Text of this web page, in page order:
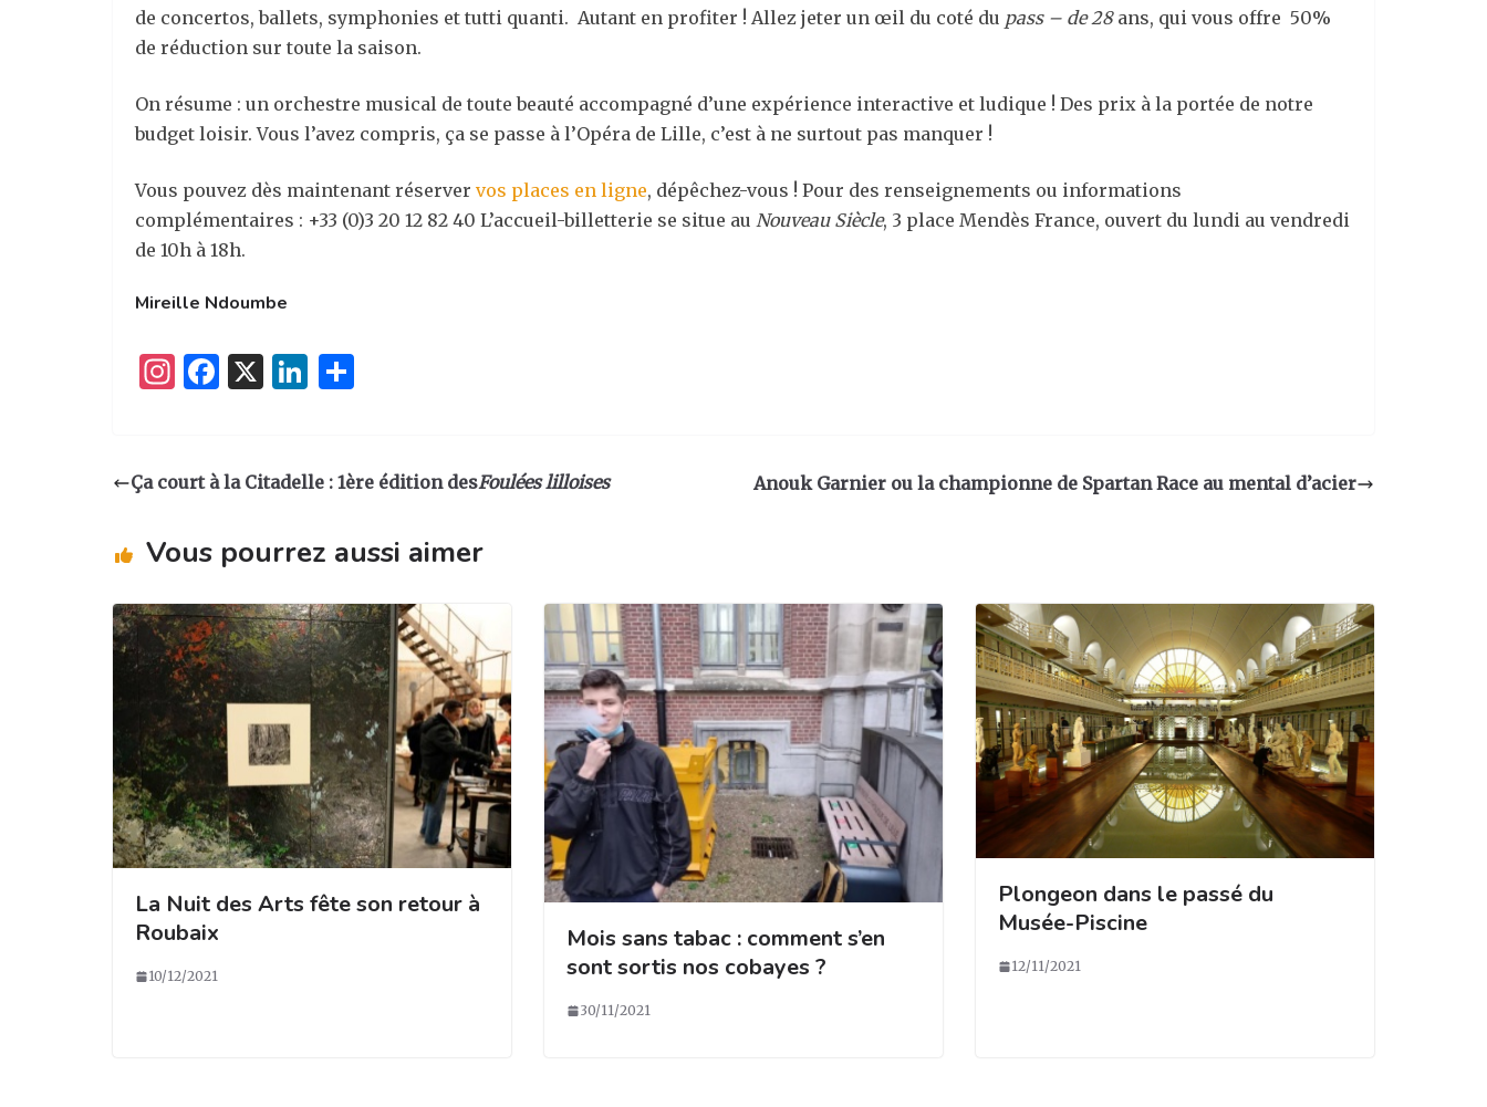
de concertos, ballets, symphonies et tutti quanti. Autant en profiter ! Allez jeter un œil du coté du pass – de 28ans, qui vous offre 50%
de réduction sur toute la saison.
On résume : un orchestre musical de toute beauté accompagné d’une expérience interactive et ludique ! Des prix à la portée de notre
budget loisir. Vous l’avez compris, ça se passe à l’Opéra de Lille, c’est à ne surtout pas manquer !
Vous pouvez dès maintenant réserver vos places en ligne, dépêchez-vous ! Pour des renseignements ou informations
complémentaires : +33 (0)3 20 12 82 40 L’accueil-billetterie se situe au Nouveau Siècle, 3 place Mendès France, ouvert du lundi au vendredi
de 10h à 18h.
Mireille Ndoumbe
I
a
ra
F
e
o
k
X
Li
e
n
g
Ça court à la Citadelle : 1ère édition desFoulées lilloises Anouk Garnier ou la championne de Spartan Race au mental d’acier
Vous pourrez aussi aimer
La Nuit des Arts fête son retour à
Roubaix
10/12/2021
Mois sans tabac : comment s’en
sont sortis nos cobayes ?
30/11/2021
Plongeon dans le passé du
Musée-Piscine
12/11/2021